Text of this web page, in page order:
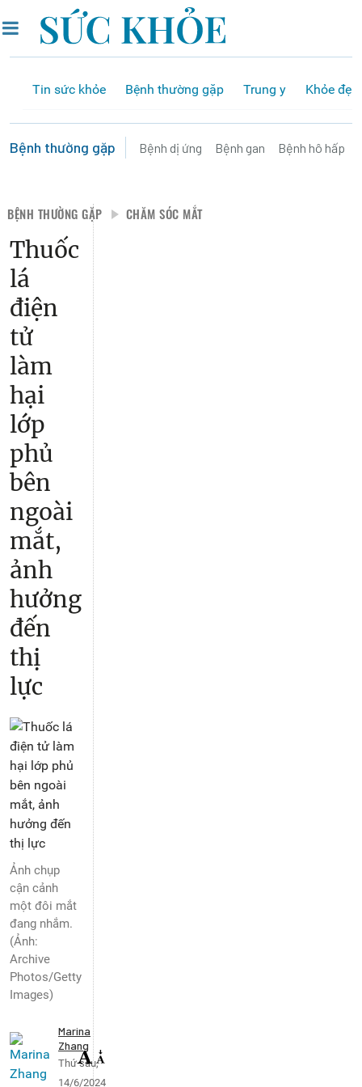
Tin sức khỏe Bệnh thường gặp Trung y Khỏe đẹp
Bệnh thường gặp Bệnh dị ứng Bệnh gan Bệnh hô hấp
BỆNH THƯỜNG GẶP CHĂM SÓC MẮT
Thuốc
lá
điện
tử
làm
hại
lớp
phủ
bên
ngoài
mắt,
ảnh
hưởng
đến
thị
lực
Ảnh chụp
cận cảnh
một đôi mắt
đang nhắm.
(Ảnh:
Archive
Photos/Getty
Images)
Marina
Zhang
Thứ sáu,
14/6/2024